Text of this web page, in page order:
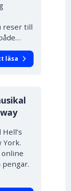
reser till
läsa
York.
pengar.